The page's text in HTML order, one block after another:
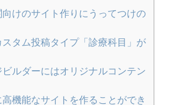
けのサイト作りにうってつけの
タム投稿タイプ「診療科目」が
ルダーにはオリジナルコンテン
機能なサイトを作ることができ